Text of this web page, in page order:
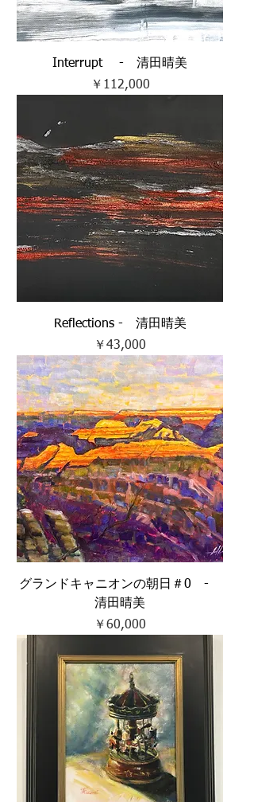
Interrupt - 清田晴美
価格
￥112,000
Reflections - 清田晴美
価格
￥43,000
グランドキャニオンの朝日＃0 -
清田晴美
価格
￥60,000